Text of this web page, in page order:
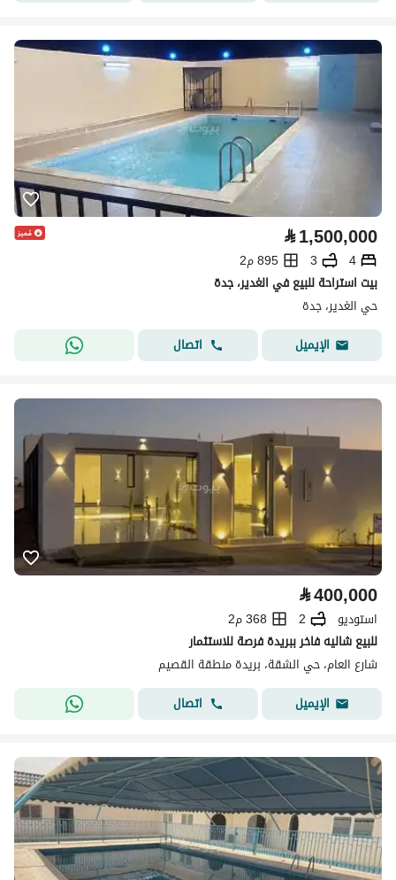
⃁1,500,000
4
3
895 م2
بيت استراحة للبيع في الغدير، جدة
حي الغدير، جدة
الإيميل
اتصال
⃁400,000
استوديو 2
368 م2
للبيع شاليه فاخر ببريدة فرصة للاستثمار
شارع العام، حي الشقة، بريدة منطقة القصيم
الإيميل
اتصال